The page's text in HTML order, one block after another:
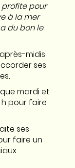
pour
à la mer
du bon le
midis
ses
mardi et
h pour faire
ses
faire un